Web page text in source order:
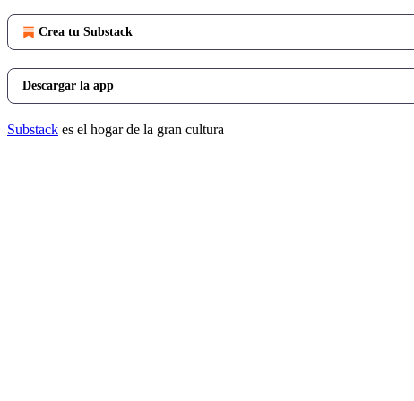
Crea tu Substack
Descargar la app
Substack es el hogar de la gran cultura